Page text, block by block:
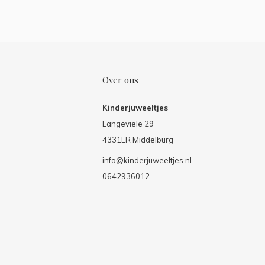
Over ons
Kinderjuweeltjes
Langeviele 29
4331LR Middelburg
info@kinderjuweeltjes.nl
0642936012